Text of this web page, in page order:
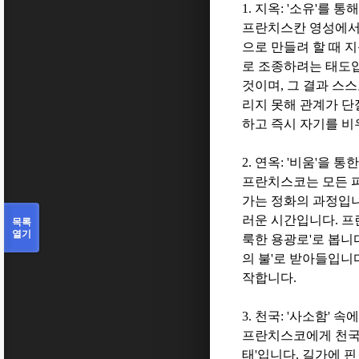
1. 지옥: '소유'를 통
프란치스칸 영성에
으로 만들려 할 때
로 조종하려는 태도
것이며 , 그 결과 스
리지 못해 관계가 단
하고 즉시 자기를
2. 연옥: '비움'을 통
프란치스코는 모든
가는 정화의 과정입
러운 시간입니다. 프
룩한 용광로'로 봅니
의 불'로 받아들입니
작합니다.
3. 천국: '사소함' 속
프란치스코에게 천
태'입니다. 길가에
목록
열기